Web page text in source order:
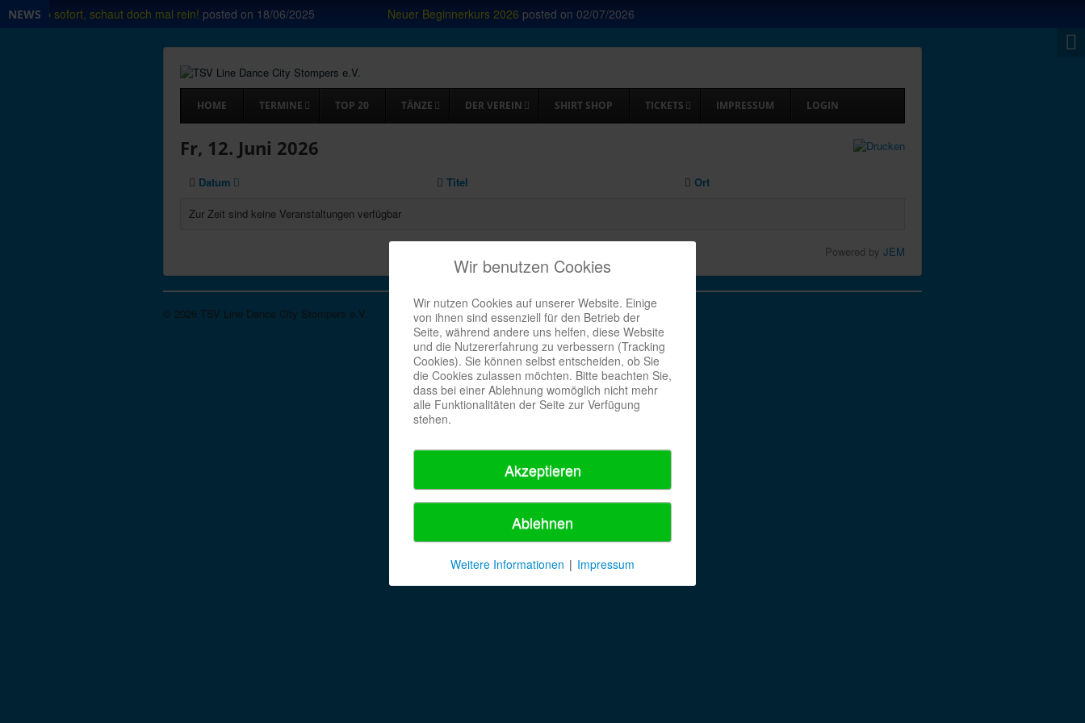
NEWSab sofort, schaut doch mal rein! posted on 18/06/2025 Neuer Beginnerkurs 2026 posted on 02/07/2026
HOME TERMINE TOP 20 TÄNZE DER VEREIN SHIRT SHOP TICKETS IMPRESSUM LOGIN
Fr, 12. Juni 2026
Datum Titel Ort
Zur Zeit sind keine Veranstaltungen verfügbar
Powered by JEM
© 2026 TSV Line Dance City Stompers e.V.
Wir benutzen Cookies
Wir nutzen Cookies auf unserer Website. Einige
von ihnen sind essenziell für den Betrieb der
Seite, während andere uns helfen, diese Website
und die Nutzererfahrung zu verbessern (Tracking
Cookies). Sie können selbst entscheiden, ob Sie
die Cookies zulassen möchten. Bitte beachten Sie,
dass bei einer Ablehnung womöglich nicht mehr
alle Funktionalitäten der Seite zur Verfügung
stehen.
Akzeptieren
Ablehnen
Weitere Informationen | Impressum